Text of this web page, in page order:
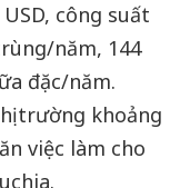
công suất
năm, 144
đặc/năm.
trường khoảng
việc làm cho